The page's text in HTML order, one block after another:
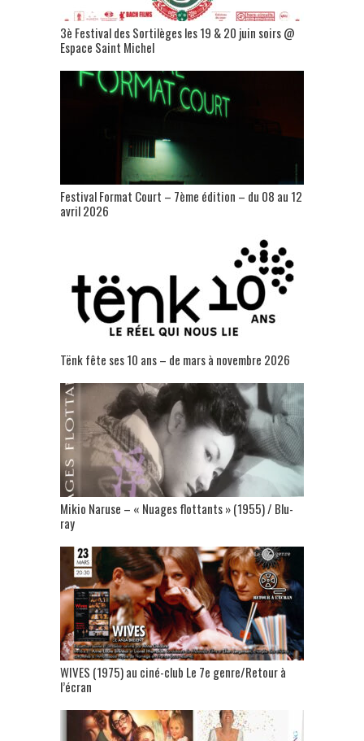
3è Festival des Sortilèges les 19 & 20 juin soirs @
Espace Saint Michel
Festival Format Court – 7ème édition – du 08 au 12
avril 2026
Tënk fête ses 10 ans – de mars à novembre 2026
Mikio Naruse – « Nuages flottants » (1955) / Blu-
ray
WIVES (1975) au ciné-club Le 7e genre/Retour à
l’écran